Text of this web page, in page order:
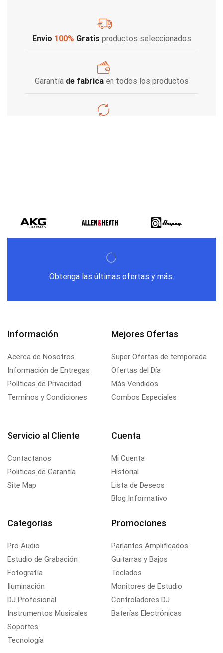
Envio 100% Gratis productos seleccionados
Garantía de fabricaen todos los productos
Obtenga las últimas ofertas y más.
Información
Acerca de Nosotros
Información de Entregas
Políticas de Privacidad
Terminos y Condiciones
Mejores Ofertas
Super Ofertas de temporada
Ofertas del Día
Más Vendidos
Combos Especiales
Servicio al Cliente
Contactanos
Politicas de Garantía
Site Map
Cuenta
Mi Cuenta
Historial
Lista de Deseos
Blog Informativo
Categorias
Pro Audio
Estudio de Grabación
Fotografía
Iluminación
DJ Profesional
Instrumentos Musicales
Soportes
Tecnología
Promociones
Parlantes Amplificados
Guitarras y Bajos
Teclados
Monitores de Estudio
Controladores DJ
Baterías Electrónicas